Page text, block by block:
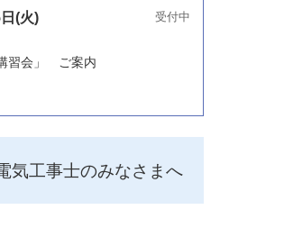
受付中
(火)
習会」 ご案内
気工事士のみなさまへ